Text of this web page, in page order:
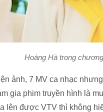
Hoàng Hà trong
ảnh, 7 MV ca nhạc
gia phim truyền hình là
lên được VTV thì không